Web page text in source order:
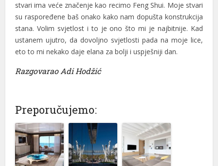
stvari ima veće značenje kao recimo Feng Shui. Moje stvari
su raspoređene baš onako kako nam dopušta konstrukcija
stana. Volim svjetlost i to je ono što mi je najbitnije. Kad
ustanem ujutro, da dovoljno svjetlosti pada na moje lice,
eto to mi nekako daje elana za bolji i uspješniji dan.
Razgovarao Adi Hodžić
Preporučujemo: